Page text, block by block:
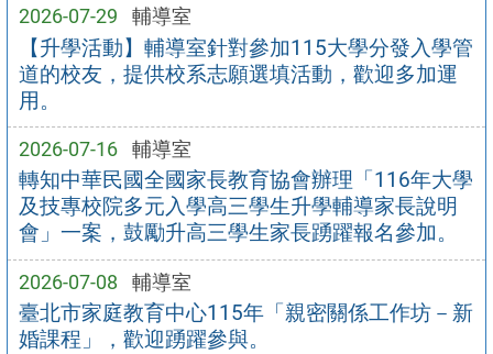
2026-07-29 輔導室
【升學活動】輔導室針對參加115大學分發入學管
道的校友，提供校系志願選填活動，歡迎多加運
用。
2026-07-16 輔導室
轉知中華民國全國家長教育協會辦理「116年大學
及技專校院多元入學高三學生升學輔導家長說明
會」一案，鼓勵升高三學生家長踴躍報名參加。
2026-07-08 輔導室
臺北市家庭教育中心115年「親密關係工作坊－新
婚課程」，歡迎踴躍參與。